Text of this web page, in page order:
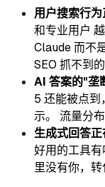
用户搜索行
和专业用户
Claude 而不
SEO 抓不到的
AI 答案的"垄
5 还能被点到
示。 流量分
生成式回答
好用的工具
里没有你，转